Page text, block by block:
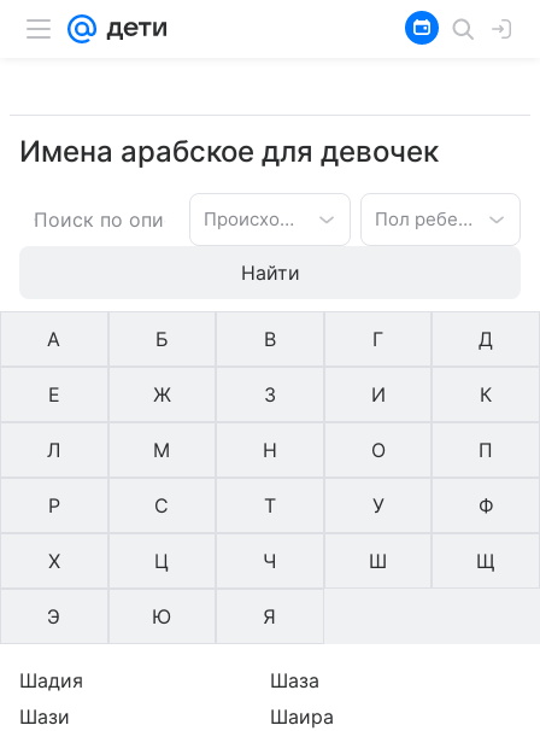
Имена арабское для девочек
Происхождение имени Пол ребенка
Найти
А Б В Г Д
Е Ж З И К
Л М Н О П
Р С Т У Ф
Х Ц Ч Ш Щ
Э Ю Я
Шадия
Шаза
Шази
Шаира